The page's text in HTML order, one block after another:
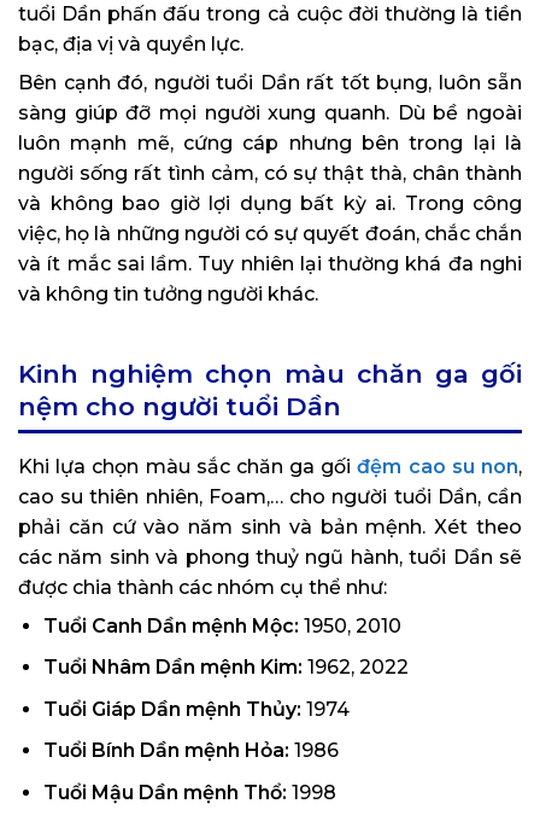
tuổi Dần phấn đấu trong cả cuộc đời thường là tiền
bạc, địa vị và quyền lực.
Bên cạnh đó, người tuổi Dần rất tốt bụng, luôn sẵn
sàng giúp đỡ mọi người xung quanh. Dù bề ngoài
luôn mạnh mẽ, cứng cáp nhưng bên trong lại là
người sống rất tình cảm, có sự thật thà, chân thành
và không bao giờ lợi dụng bất kỳ ai. Trong công
việc, họ là những người có sự quyết đoán, chắc chắn
và ít mắc sai lầm. Tuy nhiên lại thường khá đa nghi
và không tin tưởng người khác.
Kinh nghiệm chọn màu chăn ga gối
nệm cho người tuổi Dần
Khi lựa chọn màu sắc chăn ga gốiđệm cao su non,
cao su thiên nhiên, Foam,… cho người tuổi Dần, cần
phải căn cứ vào năm sinh và bản mệnh. Xét theo
các năm sinh và phong thuỷ ngũ hành, tuổi Dần sẽ
được chia thành các nhóm cụ thể như:
Tuổi Canh Dần mệnh Mộc: 1950, 2010
Tuổi Nhâm Dần mệnh Kim: 1962, 2022
Tuổi Giáp Dần mệnh Thủy: 1974
Tuổi Bính Dần mệnh Hỏa: 1986
Tuổi Mậu Dần mệnh Thổ: 1998